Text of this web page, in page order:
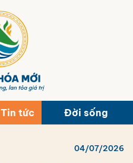
Tin tức Đời sống
04/07/2026